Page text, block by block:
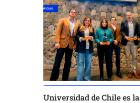
Universidad de Chile es la